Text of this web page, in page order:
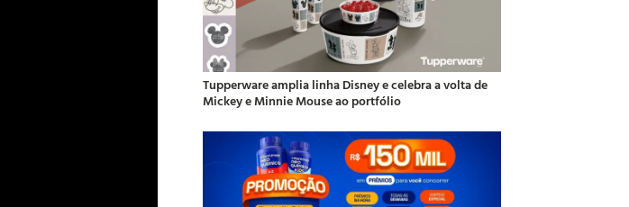
Tupperware amplia linha Disney e celebra a volta de
Mickey e Minnie Mouse ao portfólio